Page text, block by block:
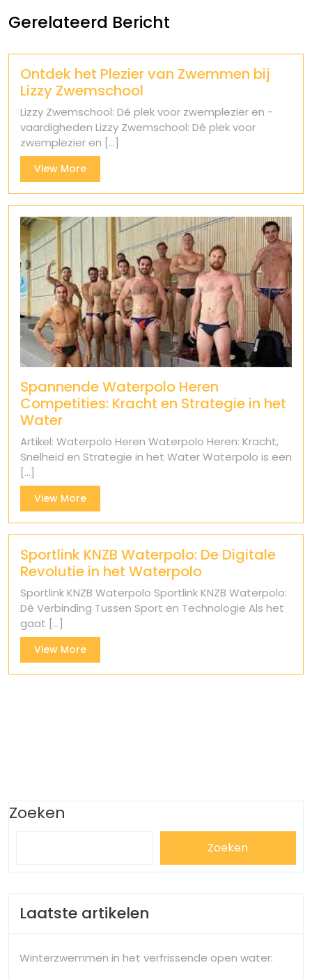
Gerelateerd Bericht
Ontdek het Plezier van Zwemmen bij
Lizzy Zwemschool
Lizzy Zwemschool: Dé plek voor zwemplezier en -
vaardigheden Lizzy Zwemschool: Dé plek voor
zwemplezier en [...]
View MoreView
More
Spannende Waterpolo Heren
Competities: Kracht en Strategie in het
Water
Artikel: Waterpolo Heren Waterpolo Heren: Kracht,
Snelheid en Strategie in het Water Waterpolo is een
[...]
View MoreView
More
Sportlink KNZB Waterpolo: De Digitale
Revolutie in het Waterpolo
Sportlink KNZB Waterpolo Sportlink KNZB Waterpolo:
Dé Verbinding Tussen Sport en Technologie Als het
gaat [...]
View MoreView
More
Zoeken
Zoeken
Laatste artikelen
Winterzwemmen in het verfrissende open water: